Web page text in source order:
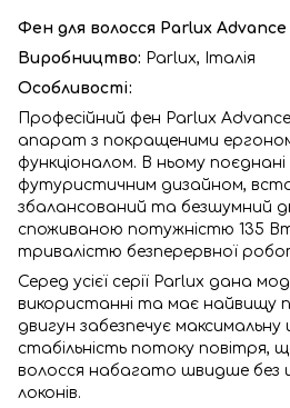
Фен для волосся Parlux Advance
Виробництво: Parlux, Італія
Особливості:
Професійний фен Parlux
апарат з покращеними
функціоналом. В ньому поєднані
футуристичним дизайном,
збалансований та безшумний
споживаною потужністю 135
тривалістю безперервної
Серед усієї серії Parlux дана
використанні та має найвищу
двигун забезпечує
стабільність потоку повітря,
волосся набагато швидше без
локонів.